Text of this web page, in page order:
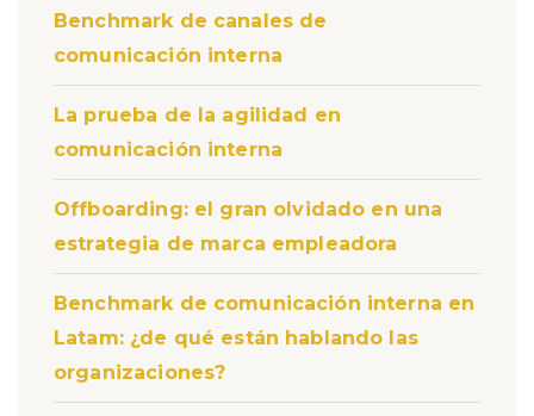
Benchmark de canales de
comunicación interna
La prueba de la agilidad en
comunicación interna
Offboarding: el gran olvidado en una
estrategia de marca empleadora
Benchmark de comunicación interna en
Latam: ¿de qué están hablando las
organizaciones?